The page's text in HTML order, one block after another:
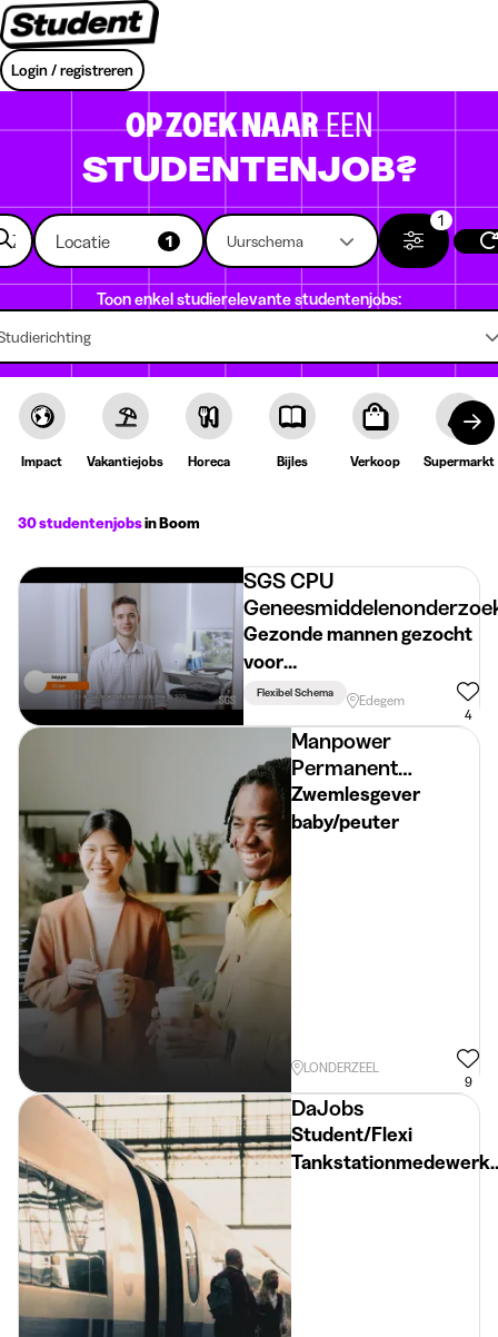
Login / registreren
OP ZOEK NAAREEN
STUDENTENJOB?
Locatie 1 Uurschema
1
Toon enkel studierelevante studentenjobs:
Impact Vakantiejobs Horeca Bijles Verkoop Supermarkt
30 studentenjobsin Boom
SGS CPU
Gezonde mannen gezocht
voor
geneesmiddelenonderzoek
Flexibel Schema
Edegem
4
Manpower
Permanent
Placement
Zwemlesgever
baby/peuter
LONDERZEEL
9
DaJobs
Student/Flexi